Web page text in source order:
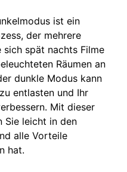
ist ein
der mehrere
spät nachts Filme
Räumen an
dunkle Modus kann
entlasten und Ihr
Mit dieser
Sie leicht in den
alle Vorteile
hat.